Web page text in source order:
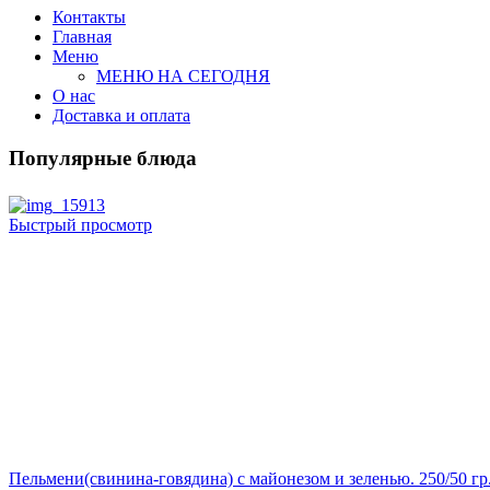
Контакты
Главная
Меню
МЕНЮ НА СЕГОДНЯ
О нас
Доставка и оплата
Популярные блюда
Быстрый просмотр
Пельмени(свинина-говядина) с майонезом и зеленью. 250/50